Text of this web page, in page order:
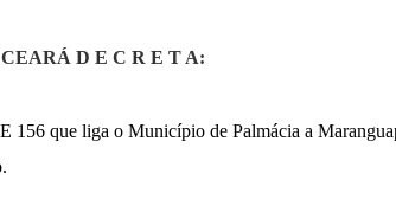
D E C R E T A:
156 que liga o Município dePalmácia a